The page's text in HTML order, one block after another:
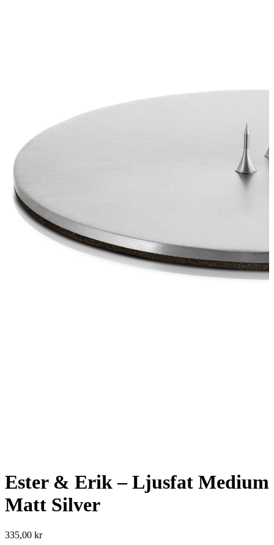
Ester & Erik – Ljusfat Medium
Matt Silver
335,00 kr